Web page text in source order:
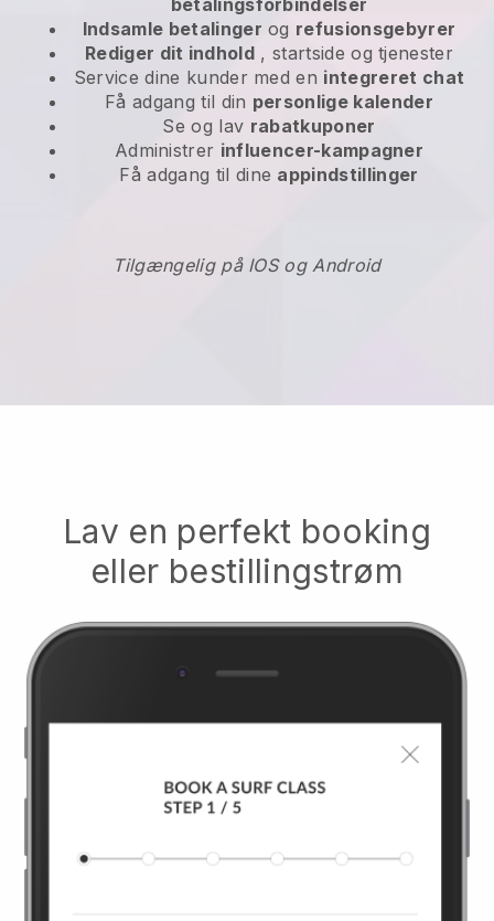
betalingsforbindelser
Indsamle betalinger og refusionsgebyrer
Rediger dit indhold , startside og tjenester
Service dine kunder med en integreret chat
Få adgang til din personlige kalender
Se og lav rabatkuponer
Administrer influencer-kampagner
Få adgang til dine appindstillinger
Tilgængelig på IOS og Android
Lav en perfekt booking
eller bestillingstrøm